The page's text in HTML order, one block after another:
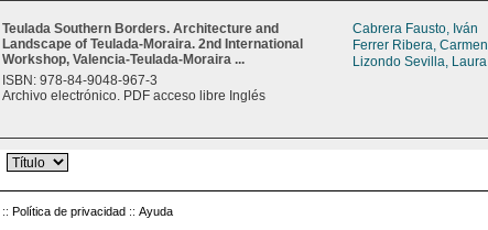
Teulada Southern Borders. Architecture and
Landscape of Teulada-Moraira. 2nd International
Workshop, Valencia-Teulada-Moraira ...
ISBN: 978-84-9048-967-3
Archivo electrónico. PDF acceso libre Inglés
Cabrera Fausto, Iván
Ferrer Ribera, Carmen
Lizondo Sevilla, Laura
:: Política de privacidad :: Ayuda